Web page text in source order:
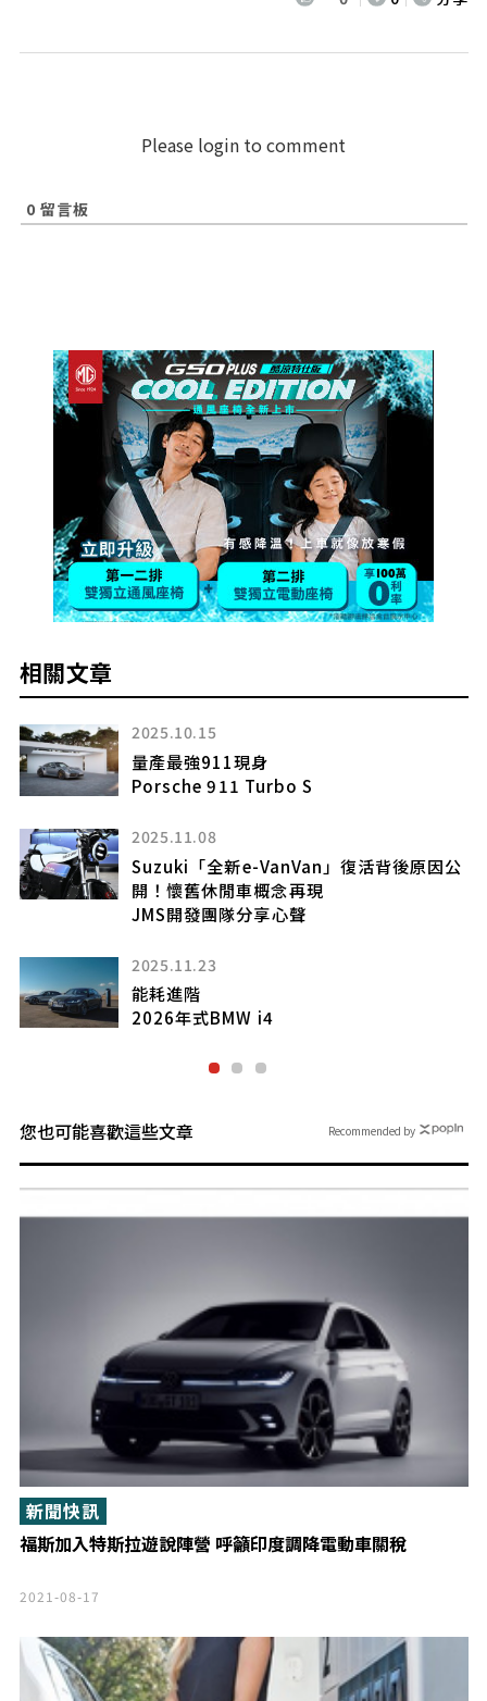
Please login to comment
0 留言板
相關文章
2025.10.15
量產最強911現身
Porsche 911 Turbo S
2025.11.08
Suzuki「全新e-VanVan」復活背後原因公
開！懷舊休閒車概念再現
JMS開發團隊分享心聲
2025.11.23
能耗進階
2026年式BMW i4
您也可能喜歡這些文章
福斯加入特斯拉遊說陣營 呼籲印度調降電動車關稅
新聞快訊
2021-08-17
Recommended by